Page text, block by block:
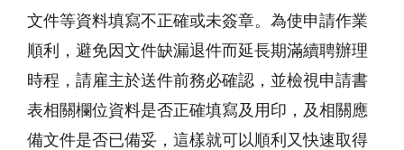
文件等資料填寫不正確或未簽章。為使申請作業
順利，避免因文件缺漏退件而延長期滿續聘辦理
時程，請雇主於送件前務必確認，並檢視申請書
表相關欄位資料是否正確填寫及用印，及相關應
備文件是否已備妥，這樣就可以順利又快速取得